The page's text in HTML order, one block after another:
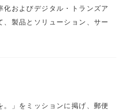
化およびデジタル・トランズア
、製品とソリューション、サー
。」をミッションに掲げ、郵便